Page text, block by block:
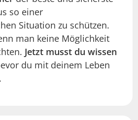
so einer
Situation zu schützen.
man keine Möglichkeit
Jetzt musst du wissen
du mit deinem Leben